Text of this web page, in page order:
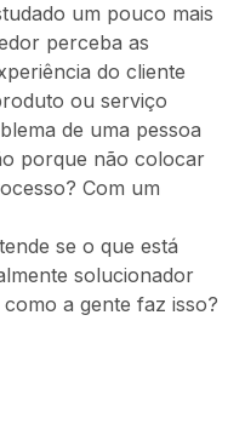
um pouco mais
perceba as
do cliente
ou serviço
de uma pessoa
porque não colocar
Com um
se o que está
solucionador
a gente faz isso?